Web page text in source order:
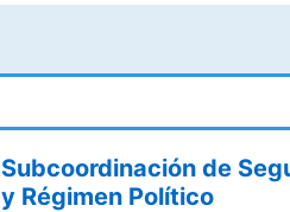
Subcoordinación de
y Régimen Político